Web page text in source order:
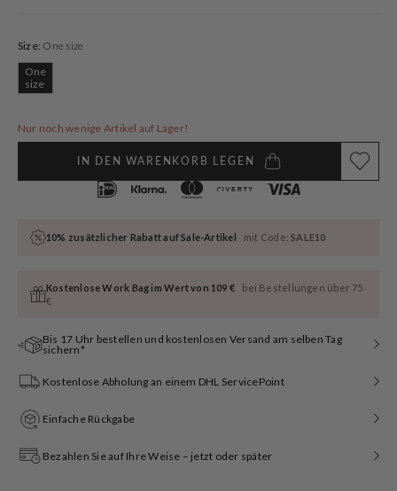
Size: One size
One
sizeVariante
ausverkauft
verfügbar
Nur noch wenige Artikel auf Lager!
IN DEN WARENKORB LEGEN
10% zusätzlicher Rabatt auf Sale-Artikel mit Code:SALE10
Kostenlose Work Bag im Wert von 109 €
bei Bestellungen über 75
€
Bis 17 Uhr bestellen und kostenlosen Versand am selben Tag
sichern*
Kostenlose Abholung an einem DHL ServicePoint
Einfache Rückgabe
Bezahlen Sie auf Ihre Weise – jetzt oder später